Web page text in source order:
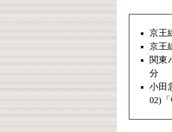
京王
京王
関東
分
小田
02)